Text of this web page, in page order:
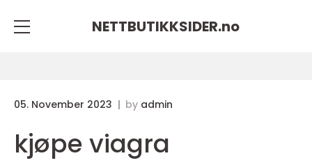
NETTBUTIKKSIDER.no
05. November 2023 by admin
kjøpe viagra